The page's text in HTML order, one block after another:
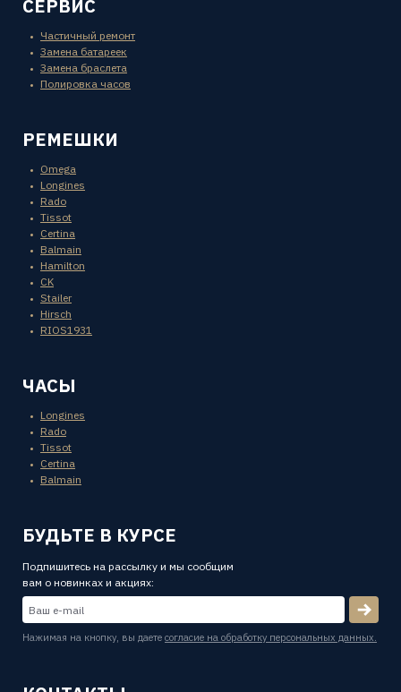
СЕРВИС
Частичный ремонт
Замена батареек
Замена браслета
Полировка часов
РЕМЕШКИ
Omega
Longines
Rado
Tissot
Certina
Balmain
Hamilton
CK
Stailer
Hirsch
RIOS1931
ЧАСЫ
Longines
Rado
Tissot
Certina
Balmain
БУДЬТЕ В КУРСЕ
Подпишитесь на рассылку и мы сообщим
вам о новинках и акциях:
Нажимая на кнопку, вы даете согласие на обработку персональных данных.